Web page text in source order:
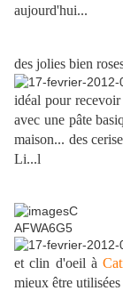
aujourd'hui...
des jolies bien
idéal pour
avec une pâte
maison... des
Li...l
et clin d'oeil à
mieux être